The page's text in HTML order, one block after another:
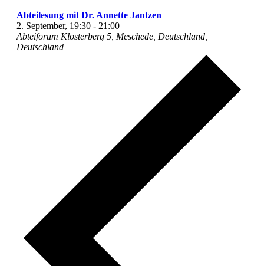
Abteilesung mit Dr. Annette Jantzen
2. September, 19:30- 21:00
Abteiforum Klosterberg 5, Meschede, Deutschland,
Deutschland